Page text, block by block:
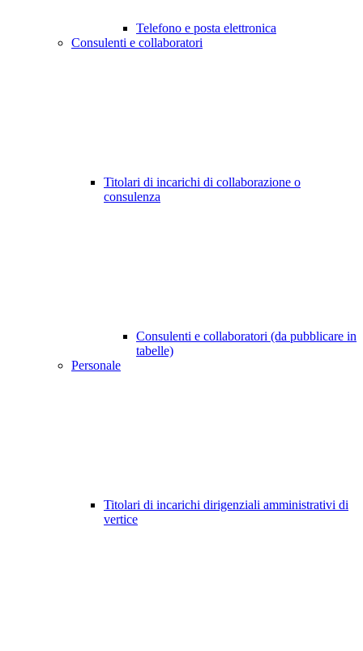
Telefono e posta elettronica
Consulenti e collaboratori
Titolari di incarichi di collaborazione o
consulenza
Consulenti e collaboratori (da pubblicare in
tabelle)
Personale
Titolari di incarichi dirigenziali amministrativi di
vertice